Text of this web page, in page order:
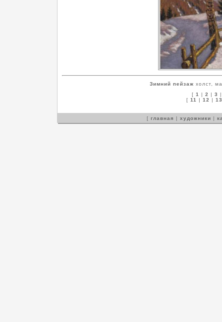
Зимний пейзаж холст,
[ 1 | 2 | 3
[ 11 | 12 | 13
[ главная | художники |